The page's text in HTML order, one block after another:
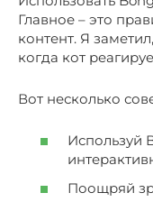
Главное – это
контент. Я
когда кот
Вот несколько
Используй
Поощряй